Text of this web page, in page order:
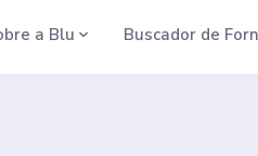
a Blu Buscador de